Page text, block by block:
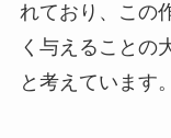
れており、この
く与えることの
と考えています。